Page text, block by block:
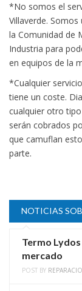
*No somos el
Villaverde.
la Comunidad de
Industria para
en equipos de la
*Cualquier
tiene un coste.
cualquier otro
serán cobrados
que camuflan
parte.
NOTICIAS
Termo
mercado
POST BY